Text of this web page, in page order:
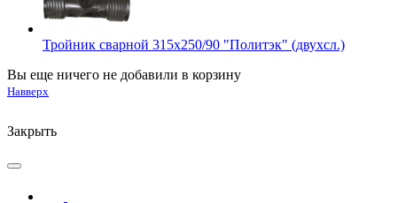
Тройник сварной 315х250/90 "Политэк" (двухсл.)
Вы еще ничего не добавили в корзину
Навверх
Закрыть